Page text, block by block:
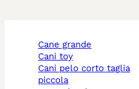
cane grande
cani toy
cani pelo corto taglia
piccola